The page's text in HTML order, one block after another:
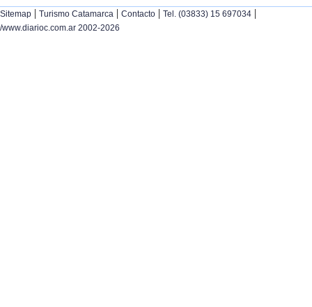
Sitemap | Turismo Catamarca | Contacto | Tel. (03833) 15 697034 |
/www.diarioc.com.ar 2002-2026